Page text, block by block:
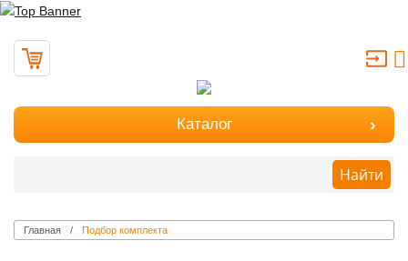
Каталог
Найти
Главная Подбор комплекта